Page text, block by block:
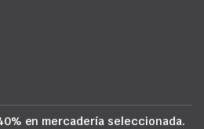
en mercadería seleccionada.